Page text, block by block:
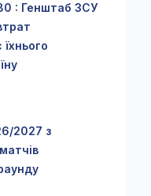
: Генштаб ЗСУ
їхнього
2027 з